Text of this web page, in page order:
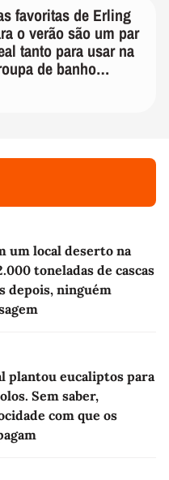
favoritas de Erling
o verão são um par
tanto para usar na
de banho
um local deserto na
toneladas de cascas
depois, ninguém
plantou eucaliptos para
Sem saber,
com que os